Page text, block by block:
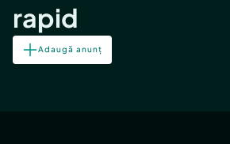
rapid
Adaugă anunț